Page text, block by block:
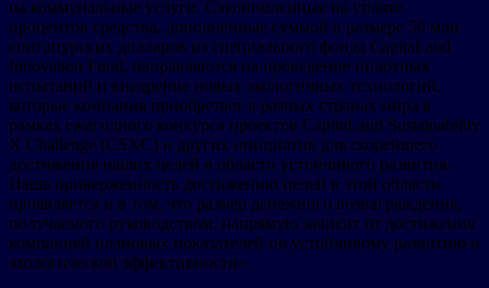
на коммунальные услуги. Сэкономленные на уплате
процентов средства, дополненные суммой в размере 50 млн
сингапурских долларов из специального фонда CapitaLand
Innovation Fund, направляются на проведение пилотных
испытаний и внедрение новых экологичных технологий,
которые компания приобретает в разных странах мира в
рамках ежегодного конкурса проектов CapitaLand Sustainability
X Challenge (CSXC) и других инициатив для скорейшего
достижения наших целей в области устойчивого развития.
Наша приверженность достижению целей в этой области
проявляется и в том, что размер денежного вознаграждения,
получаемого руководством, напрямую зависит от достижения
компанией плановых показателей по устойчивому развитию и
экологической эффективности».